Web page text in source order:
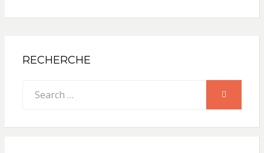
RECHERCHE
for:
SEARCH